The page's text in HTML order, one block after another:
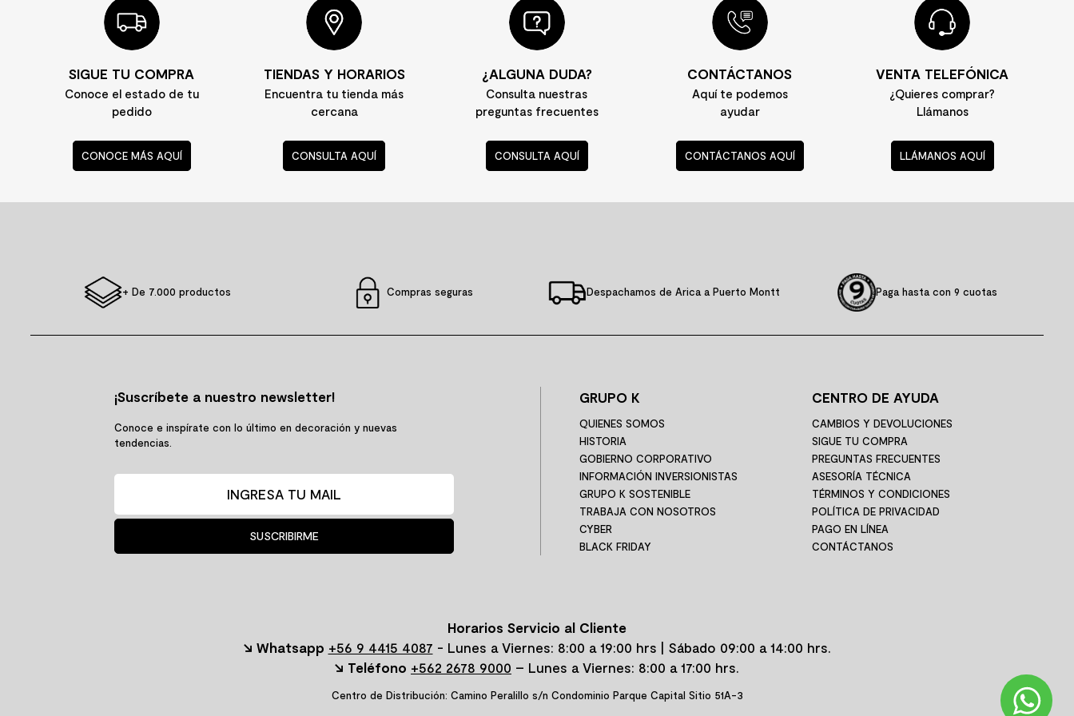
8 receptaculo
spc
10 columna ducha
SIGUE TU COMPRA
Conoce el estado de tu
pedido
CONOCE MÁS AQUÍ
TIENDAS Y HORARIOS
Encuentra tu tienda más
cercana
CONSULTA AQUÍ
¿ALGUNA DUDA?
Consulta nuestras
preguntas frecuentes
CONSULTA AQUÍ
CONTÁCTANOS
Aquí te podemos
ayudar
CONTÁCTANOS AQUÍ
VENTA TELEFÓNICA
¿Quieres comprar?
Llámanos
LLÁMANOS AQUÍ
+ De 7.000 productos Compras seguras Despachamos de Arica a Puerto Montt Paga hasta con 9 cuotas
¡Suscríbete a nuestro newsletter!
Conoce e inspírate con lo último en decoración y nuevas
tendencias.
SUSCRIBIRME
GRUPO K
QUIENES SOMOS
HISTORIA
GOBIERNO CORPORATIVO
INFORMACIÓN INVERSIONISTAS
GRUPO K SOSTENIBLE
TRABAJA CON NOSOTROS
CYBER
BLACK FRIDAY
CENTRO DE AYUDA
CAMBIOS Y DEVOLUCIONES
SIGUE TU COMPRA
PREGUNTAS FRECUENTES
ASESORÍA TÉCNICA
TÉRMINOS Y CONDICIONES
POLÍTICA DE PRIVACIDAD
PAGO EN LÍNEA
CONTÁCTANOS
Horarios Servicio al Cliente
↘ Whatsapp +56 9 4415 4087 - Lunes a Viernes: 8:00 a 19:00 hrs | Sábado 09:00 a 14:00 hrs.
↘ Teléfono +562 2678 9000 – Lunes a Viernes: 8:00 a 17:00 hrs.
Centro de Distribución: Camino Peralillo s/n Condominio Parque Capital Sitio 51A-3